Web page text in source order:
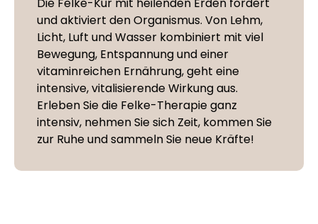
und aktiviert den Organismus. Von Lehm,
Licht, Luft und Wasser kombiniert mit viel
Bewegung, Entspannung und einer
vitaminreichen Ernährung, geht eine
intensive, vitalisierende Wirkung aus.
Erleben Sie die Felke-Therapie ganz
intensiv, nehmen Sie sich Zeit, kommen Sie
zur Ruhe und sammeln Sie neue Kräfte!